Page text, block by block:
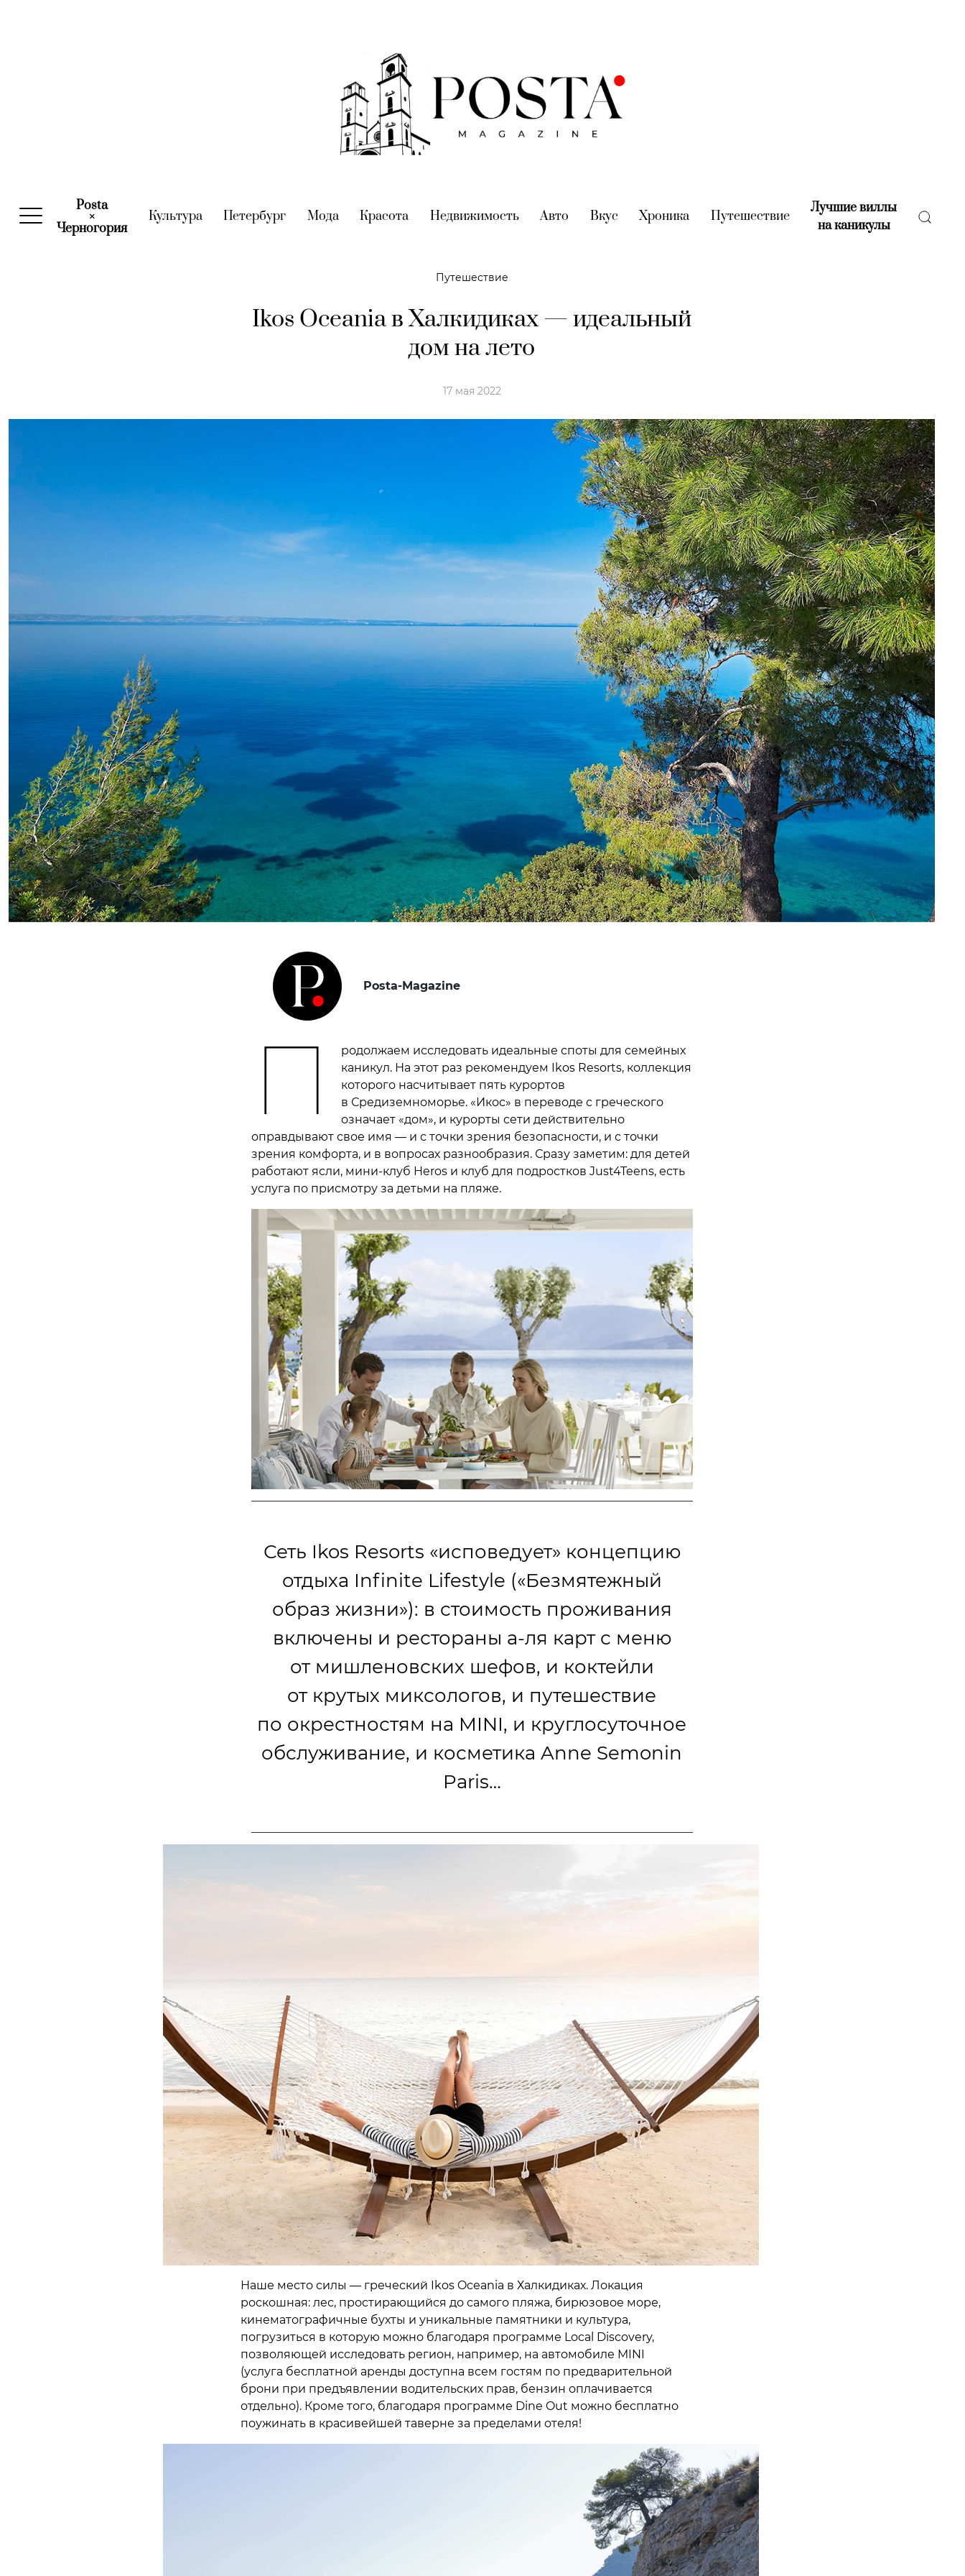
Posta
×
Черногория(current)
Культура(current)
Петербург (current)
Мода(current)
Красота (current)
Недвижимость(current)
Авто (current)
Вкус (current)
Хроника (current)
Путешествие(current)
Лучшие виллы
на каникулы(current)
Путешествие
Ikos Oceania в Халкидиках — идеальный
дом на лето
17 мая 2022
Posta-Magazine
П
родолжаем исследовать идеальные споты для семейных
каникул. На этот раз рекомендуем Ikos Resorts, коллекция
которого насчитывает пять курортов
в Средиземноморье. «Икос» в переводе с греческого
означает «дом», и курорты сети действительно
оправдывают свое имя — и с точки зрения безопасности, и с точки
зрения комфорта, и в вопросах разнообразия. Сразу заметим: для детей
работают ясли, мини-клуб Heros и клуб для подростков Just4Teens, есть
услуга по присмотру за детьми на пляже.
Сеть Ikos Resorts «исповедует» концепцию
отдыха Infinite Lifestyle («Безмятежный
образ жизни»): в стоимость проживания
включены и рестораны а-ля карт с меню
от мишленовских шефов, и коктейли
от крутых миксологов, и путешествие
по окрестностям на MINI, и круглосуточное
обслуживание, и косметика Anne Semonin
Paris…
Наше место силы — греческий Ikos Oceania в Халкидиках. Локация
роскошная: лес, простирающийся до самого пляжа, бирюзовое море,
кинематографичные бухты и уникальные памятники и культура,
погрузиться в которую можно благодаря программе Local Discovery,
позволяющей исследовать регион, например, на автомобиле MINI
(услуга бесплатной аренды доступна всем гостям по предварительной
брони при предъявлении водительских прав, бензин оплачивается
отдельно). Кроме того, благодаря программе Dine Out можно бесплатно
поужинать в красивейшей таверне за пределами отеля!